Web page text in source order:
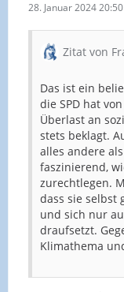
28. Januar 2024 20:50
Zitat von
Das ist ein
die SPD hat
Überlast an
stets beklagt.
alles andere
faszinierend,
zurechtlegen.
dass sie selbst
und sich nur
draufsetzt.
Klimathema